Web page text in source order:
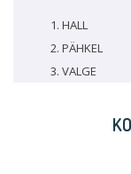
HALL
PÄHKEL
VALGE